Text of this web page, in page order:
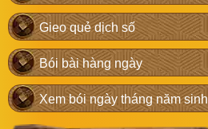
Gieo quẻ dịch số
Bói bài hàng ngày
Xem bói ngày tháng năm sinh